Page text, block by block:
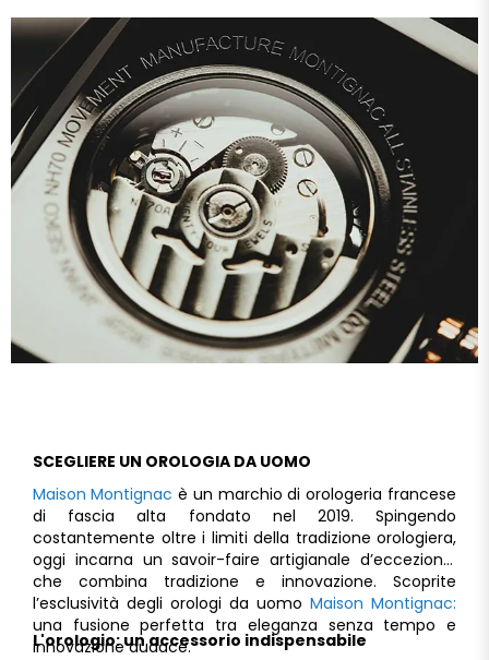
SCEGLIERE UN OROLOGIA DA UOMO
Maison Montignac è un marchio di orologeria francese
di fascia alta fondato nel 2019. Spingendo
costantemente oltre i limiti della tradizione orologiera,
oggi incarna un savoir-faire artigianale d’eccezione,
che combina tradizione e innovazione. Scoprite
l’esclusività degli orologi da uomo Maison Montignac:
una fusione perfetta tra eleganza senza tempo e
innovazione audace.
L'orologio: un accessorio indispensabile